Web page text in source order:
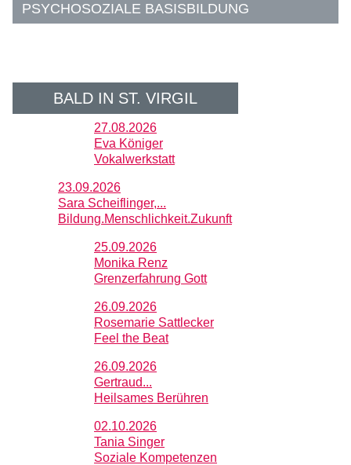
PSYCHOSOZIALE BASISBILDUNG
BALD IN ST. VIRGIL
27.08.2026
Eva Königer
Vokalwerkstatt
23.09.2026
Sara Scheiflinger,...
Bildung.Menschlichkeit.Zukunft
25.09.2026
Monika Renz
Grenzerfahrung Gott
26.09.2026
Rosemarie Sattlecker
Feel the Beat
26.09.2026
Gertraud...
Heilsames Berühren
02.10.2026
Tania Singer
Soziale Kompetenzen